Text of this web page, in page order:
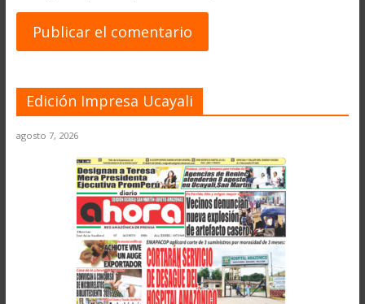
Edición Impresa Ucayali
agosto 7, 2026